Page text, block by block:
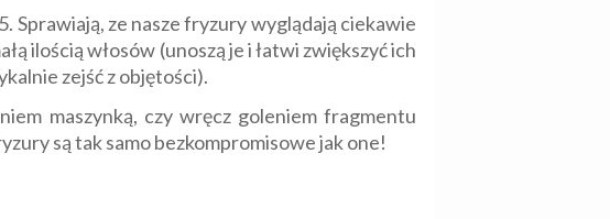
Sprawiają, ze nasze fryzury wyglądają ciekawie
ilością włosów (unoszą je i łatwi zwiększyć ich
zejść z objętości).
maszynką, czy wręcz goleniem fragmentu
są tak samo bezkompromisowe jak one!